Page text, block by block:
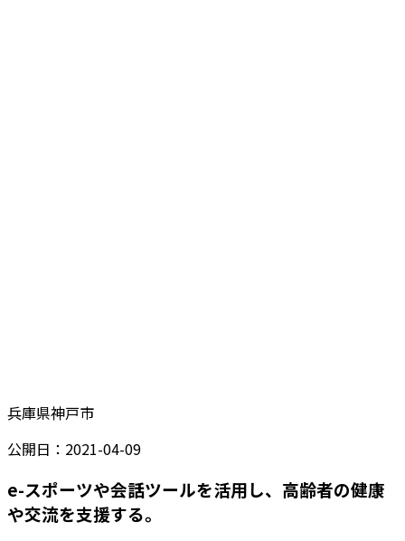
兵庫県神戸市
公開日： 2021-04-09
e-スポーツや会話ツールを活用し、高齢者の健康
や交流を支援する。